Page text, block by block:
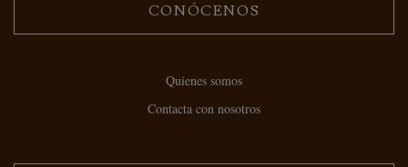
CONÓCENOS
Quienes somos
Contacta con nosotros